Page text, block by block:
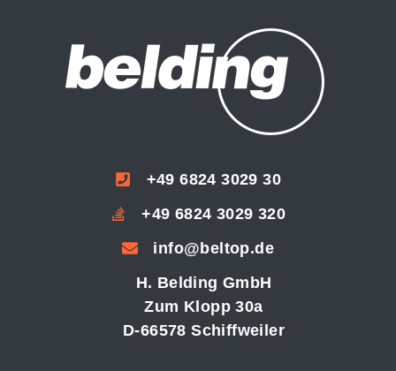
+49 6824 3029 30
+49 6824 3029 320
info@beltop.de
H. Belding GmbH
Zum Klopp 30a
D-66578 Schiffweiler